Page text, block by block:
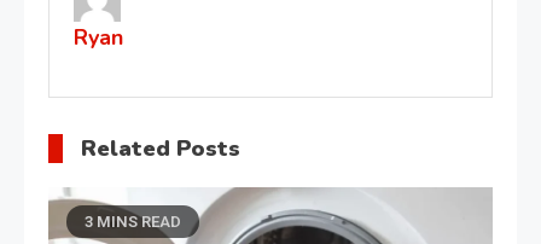
Ryan
Related Posts
3 MINS READ